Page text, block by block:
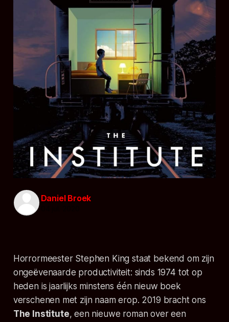
Daniel Broek
Horrormeester Stephen King staat bekend om zijn
ongeëvenaarde productiviteit: sinds 1974 tot op
heden is jaarlijks minstens één nieuw boek
verschenen met zijn naam erop. 2019 bracht ons
The Institute, een nieuwe roman over een